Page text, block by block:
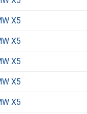
X5
X5
X5
X5
X5